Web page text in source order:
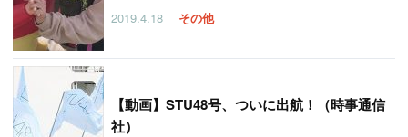
2019.4.18 その他
【動画】STU48号、ついに出航！（時事通信
社）